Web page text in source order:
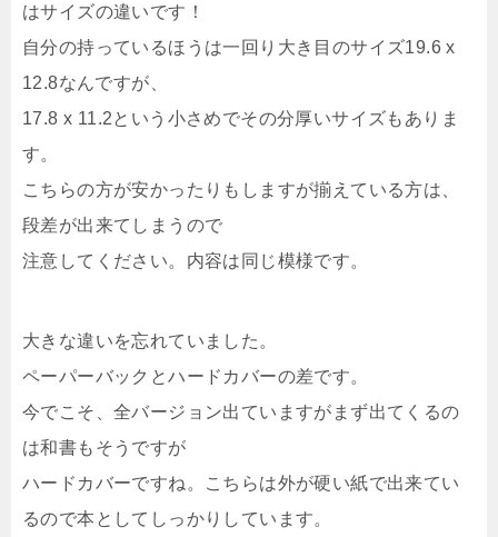
はサイズの違いです！
自分の持っているほうは一回り大き目のサイズ19.6 x
12.8なんですが、
17.8 x 11.2という小さめでその分厚いサイズもありま
す。
こちらの方が安かったりもしますが揃えている方は、
段差が出来てしまうので
注意してください。内容は同じ模様です。
大きな違いを忘れていました。
ペーパーバックとハードカバーの差です。
今でこそ、全バージョン出ていますがまず出てくるの
は和書もそうですが
ハードカバーですね。こちらは外が硬い紙で出来てい
るので本としてしっかりしています。